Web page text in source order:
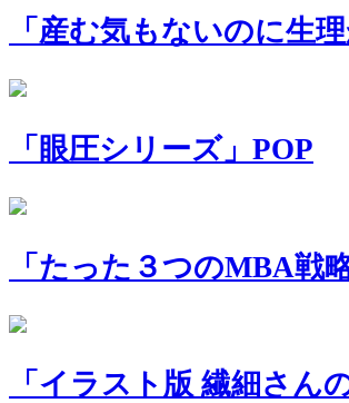
「産む気もないのに生
「眼圧シリーズ」POP
「たった３つのMBA戦
「イラスト版 繊細さん